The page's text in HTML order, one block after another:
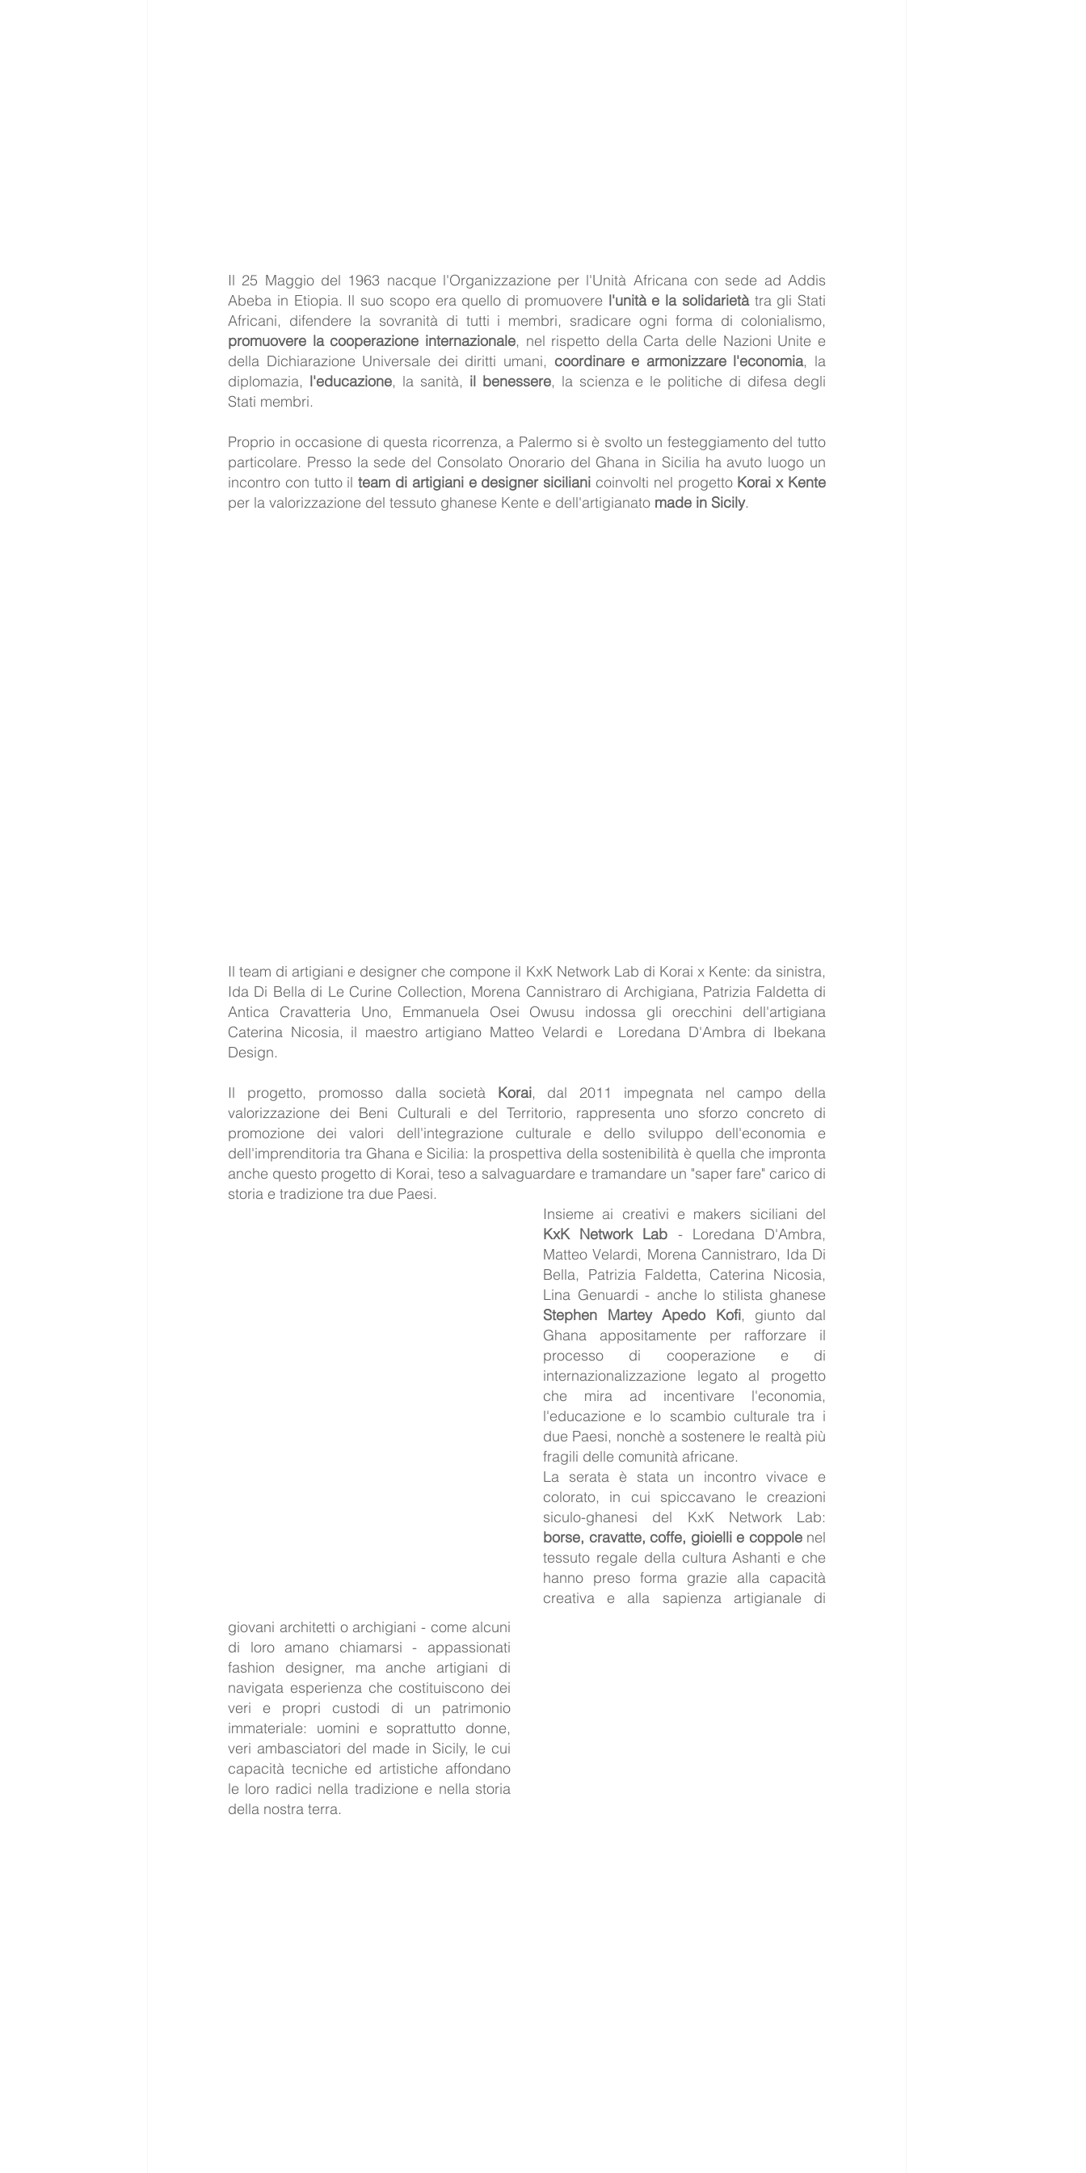
Il 25 Maggio del 1963 nacque l'Organizzazione per l'Unità Africana con sede ad Addis
Abeba in Etiopia. Il suo scopo era quello di promuovere l'unità e la solidarietà tra gli Stati
promuovere la cooperazione internazionale, nel rispetto della Carta delle Nazioni Unite e
della Dichiarazione Universale dei diritti umani, coordinare e armonizzare l'economia, la
diplomazia, l'educazione, la sanità, il benessere, la scienza e le politiche di difesa degli
Stati membri.
Proprio in occasione di questa ricorrenza, a Palermo si è svolto un festeggiamento del tutto
particolare. Presso la sede del Consolato Onorario del Ghana in Sicilia ha avuto luogo un
incontro con tutto il team di artigiani e designer siciliani coinvolti nel progetto Korai x Kente
per la valorizzazione del tessuto ghanese Kente e dell'artigianato made in Sicily.
Il team di artigiani e designer che compone il KxK Network Lab di Korai x Kente: da sinistra,
Ida Di Bella di Le Curine Collection, Morena Cannistraro di Archigiana, Patrizia Faldetta di
Antica Cravatteria Uno, Emmanuela Osei Owusu indossa gli orecchini dell'artigiana
Caterina Nicosia, il maestro artigiano Matteo Velardi e  Loredana D'Ambra di Ibekana
Design.
Il progetto, promosso dalla società Korai, dal 2011 impegnata nel campo della
valorizzazione dei Beni Culturali e del Territorio, rappresenta uno sforzo concreto di
promozione dei valori dell'integrazione culturale e dello sviluppo dell'economia e
dell'imprenditoria tra Ghana e Sicilia: la prospettiva della sostenibilità è quella che impronta
anche questo progetto di Korai, teso a salvaguardare e tramandare un "saper fare" carico di
storia e tradizione tra due Paesi.
KxK Network Lab - Loredana D'Ambra,
Matteo Velardi, Morena Cannistraro, Ida Di
Bella, Patrizia Faldetta, Caterina Nicosia,
Stephen Martey Apedo Kofi, giunto dal
Ghana appositamente per rafforzare il
processo di cooperazione e di
internazionalizzazione legato al progetto
che mira ad incentivare l'economia,
l'educazione e lo scambio culturale tra i
due Paesi, nonchè a sostenere le realtà più
fragili delle comunità africane.
La serata è stata un incontro vivace e
colorato, in cui spiccavano le creazioni
borse, cravatte, coffe, gioielli e coppole nel
tessuto regale della cultura Ashanti e che
hanno preso forma grazie alla capacità
creativa e alla sapienza artigianale di
giovani architetti o archigiani - come alcuni
di loro amano chiamarsi - appassionati
fashion designer, ma anche artigiani di
navigata esperienza che costituiscono dei
veri e propri custodi di un patrimonio
immateriale: uomini e soprattutto donne,
veri ambasciatori del made in Sicily, le cui
capacità tecniche ed artistiche affondano
le loro radici nella tradizione e nella storia
della nostra terra.